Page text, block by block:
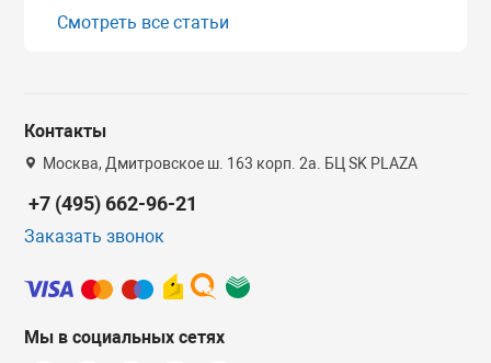
Смотреть все статьи
Контакты
Москва, Дмитровское ш. 163 корп. 2а. БЦ SK PLAZA
+7 (495) 662-96-21
Заказать звонок
Мы в социальных сетях